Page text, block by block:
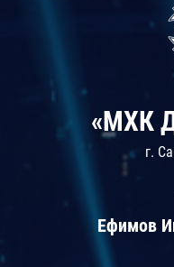
«МХК
г.
Ефимов